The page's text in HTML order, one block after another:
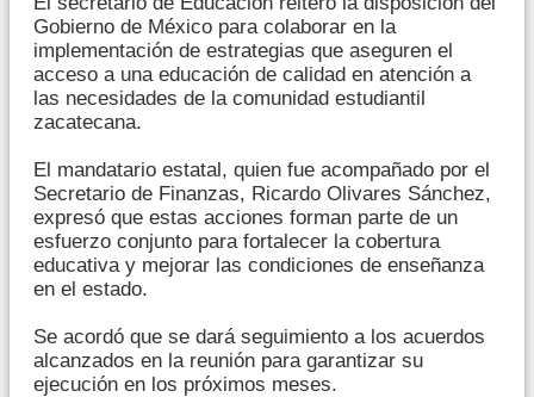
Gobierno de México para colaborar en la
implementación de estrategias que aseguren el
acceso a una educación de calidad en atención a
las necesidades de la comunidad estudiantil
zacatecana.
El mandatario estatal, quien fue acompañado por el
Secretario de Finanzas, Ricardo Olivares Sánchez,
expresó que estas acciones forman parte de un
esfuerzo conjunto para fortalecer la cobertura
educativa y mejorar las condiciones de enseñanza
en el estado.
Se acordó que se dará seguimiento a los acuerdos
alcanzados en la reunión para garantizar su
ejecución en los próximos meses.